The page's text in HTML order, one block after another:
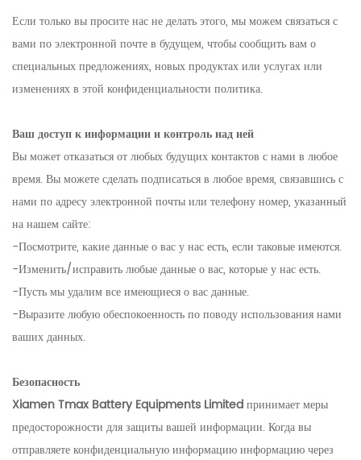
Если только вы просите нас не делать этого, мы можем связаться с
вами по электронной почте в будущем, чтобы сообщить вам о
специальных предложениях, новых продуктах или услугах или
изменениях в этой конфиденциальности политика.
Ваш доступ к информации и контроль над ней
Вы может отказаться от любых будущих контактов с нами в любое
время. Вы можете сделать подписаться в любое время, связавшись с
нами по адресу электронной почты или телефону номер, указанный
на нашем сайте:
-Посмотрите, какие данные о вас у нас есть, если таковые имеются.
-Изменить/исправить любые данные о вас, которые у нас есть.
-Пусть мы удалим все имеющиеся о вас данные.
-Выразите любую обеспокоенность по поводу использования нами
ваших данных.
Безопасность
Xiamen Tmax Battery Equipments Limitedпринимает меры
предосторожности для защиты вашей информации. Когда вы
отправляете конфиденциальную информацию информацию через